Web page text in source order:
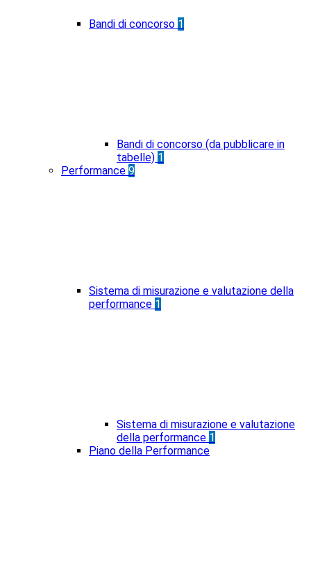
Bandi di concorso 1
Bandi di concorso (da pubblicare in
tabelle) 1
Performance 9
Sistema di misurazione e valutazione della
performance 1
Sistema di misurazione e valutazione
della performance 1
Piano della Performance